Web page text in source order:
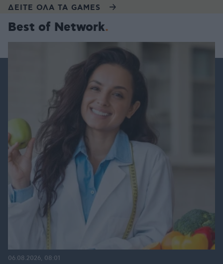
ΔΕΙΤΕ ΟΛΑ ΤΑ GAMES
Best of Network
06.08.2026, 08:01